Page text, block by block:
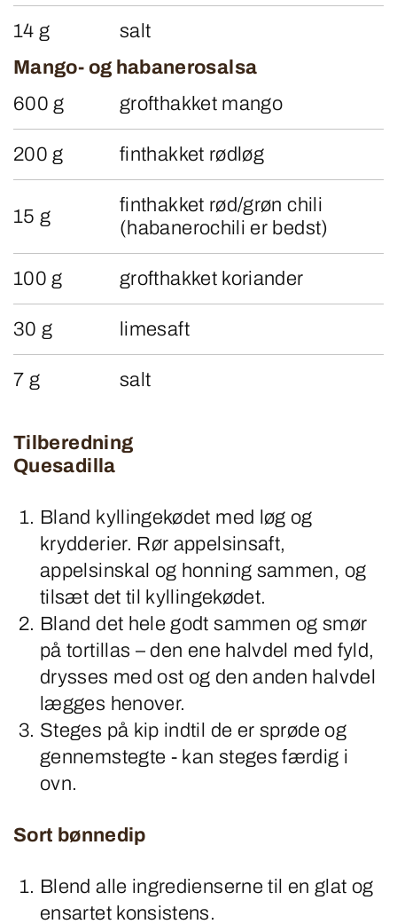
14 g
salt
Mango- og habanerosalsa
600 g
grofthakket mango
200 g finthakket rødløg
15 g
finthakket rød/grøn chili
(habanerochili er bedst)
100 g grofthakket koriander
30 g limesaft
7 g salt
Tilberedning
Quesadilla
Bland kyllingekødet med løg og
krydderier. Rør appelsinsaft,
appelsinskal og honning sammen, og
tilsæt det til kyllingekødet.
Bland det hele godt sammen og smør
på tortillas – den ene halvdel med fyld,
drysses med ost og den anden halvdel
lægges henover.
Steges på kip indtil de er sprøde og
gennemstegte - kan steges færdig i
ovn.
Sort bønnedip
Blend alle ingredienserne til en glat og
ensartet konsistens.